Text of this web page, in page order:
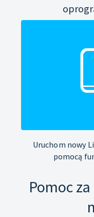
Uruchom nowy
pomocą
Pomoc